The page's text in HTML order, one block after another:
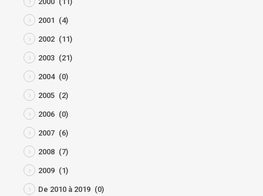
2001 (4)
2002 (11)
2003 (21)
2004 (0)
2005 (2)
2006 (0)
2007 (6)
2008 (7)
2009 (1)
De 2010 à 2019 (0)